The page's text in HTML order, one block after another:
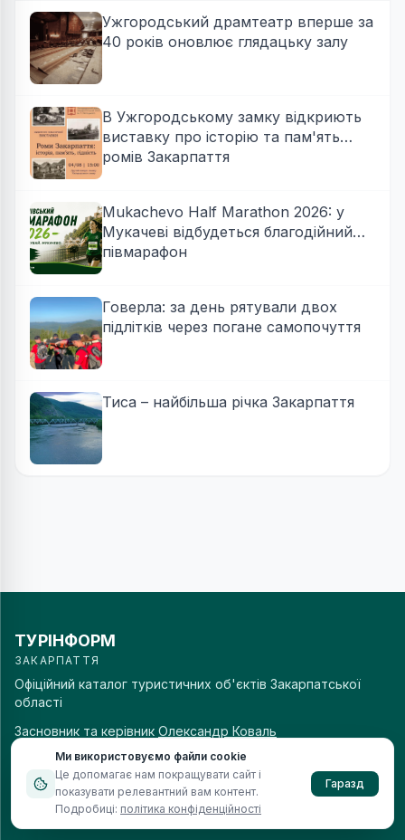
Ужгородський драмтеатр вперше за
40 років оновлює глядацьку залу
В Ужгородському замку відкриють
виставку про історію та пам'ять
ромів Закарпаття
Mukachevo Half Marathon 2026: у
Мукачеві відбудеться благодійний
півмарафон
Говерла: за день рятували двох
підлітків через погане самопочуття
Тиса – найбільша річка Закарпаття
ТУРІНФОРМ
ЗАКАРПАТТЯ
Офіційний каталог туристичних об'єктів Закарпатської
області
Засновник та керівник Олександр Коваль
НАВІГАЦІЯ
ПРО ТУРІНФОРМ
Ми використовуємо файли cookie
Це допомагає нам покращувати сайт і
показувати релевантний вам контент.
Подробиці: політика конфіденційності
Гаразд